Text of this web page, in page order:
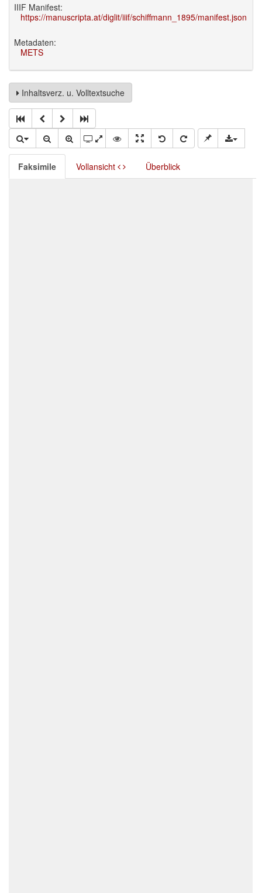
IIIF Manifest:
https://manuscripta.at/diglit/iiif/schiffmann_1895/manifest.json
Metadaten:
METS
Inhaltsverz. u. Volltextsuche
Faksimile Vollansicht Überblick